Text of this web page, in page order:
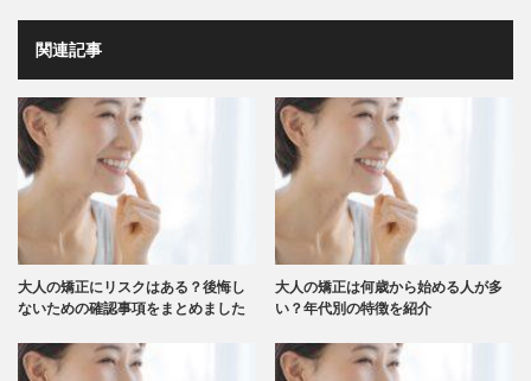
関連記事
大人の矯正にリスクはある？後悔し
ないための確認事項をまとめました
大人の矯正は何歳から始める人が多
い？年代別の特徴を紹介